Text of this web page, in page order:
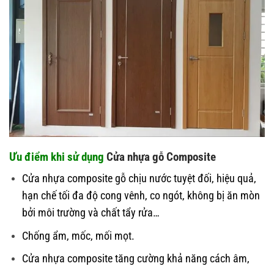
Ưu điểm khi sử dụng Cửa nhựa gỗ Composite
Cửa nhựa composite gỗ chịu nước tuyệt đối, hiệu quả,
hạn chế tối đa độ cong vênh, co ngót, không bị ăn mòn
bởi môi trường và chất tẩy rửa…
Chống ẩm, mốc, mối mọt.
Cửa nhựa composite tăng cường khả năng cách âm,